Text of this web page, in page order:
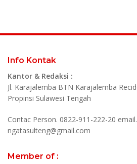
Info Kontak
Kantor & Redaksi :
Jl. Karajalemba BTN Karajalemba
Propinsi Sulawesi Tengah
Contac Person. 0822-911-222-20 email.
ngatasulteng@gmail.com
Member of :